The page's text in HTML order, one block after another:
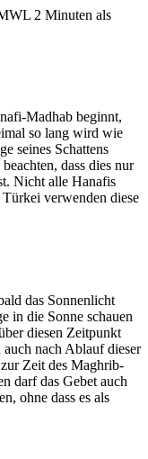
2 Minuten als
Madhab beginnt,
so lang wird wie
seines Schattens
dass dies nur
Nicht alle Hanafis
verwenden diese
das Sonnenlicht
in die Sonne schauen
diesen Zeitpunkt
nach Ablauf dieser
Zeit des Maghrib-
darf das Gebet auch
ohne dass es als